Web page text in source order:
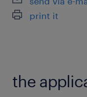
のAI・LLM機能を
テクチャを設計・
ジニアリングを含
print it
the